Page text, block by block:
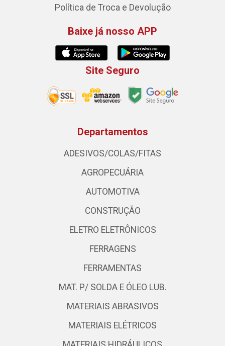
Política de Troca e Devolução
Baixe já nosso APP
Site Seguro
Departamentos
ADESIVOS/COLAS/FITAS
AGROPECUÁRIA
AUTOMOTIVA
CONSTRUÇÃO
ELETRO ELETRÔNICOS
FERRAGENS
FERRAMENTAS
MAT. P/ SOLDA E ÓLEO LUB.
MATERIAIS ABRASIVOS
MATERIAIS ELÉTRICOS